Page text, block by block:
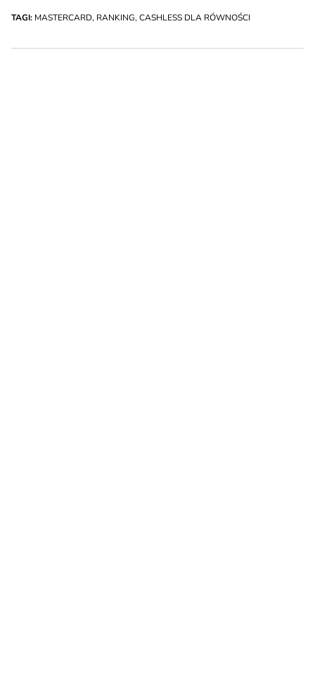
TAGI: MASTERCARD, RANKING, CASHLESS DLA RÓWNOŚCI